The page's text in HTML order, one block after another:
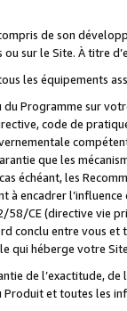
de son
sur le Site. À titre
les équipements
du Programme sur
code de
que les
échéant, les
encadrer
CE (directive vie
conclu entre vous
qui héberge votre
de l’exactitude,
et toutes les